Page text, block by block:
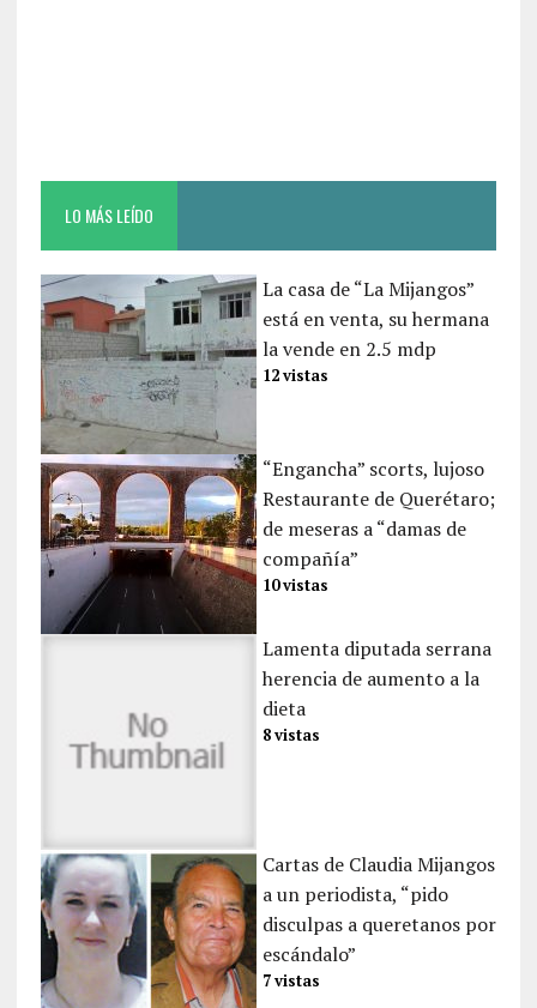
LO MÁS LEÍDO
La casa de “La Mijangos”
está en venta, su hermana
la vende en 2.5 mdp
12 vistas
“Engancha” scorts, lujoso
Restaurante de Querétaro;
de meseras a “damas de
compañía”
10 vistas
Lamenta diputada serrana
herencia de aumento a la
dieta
8 vistas
Cartas de Claudia Mijangos
a un periodista, “pido
disculpas a queretanos por
escándalo”
7 vistas